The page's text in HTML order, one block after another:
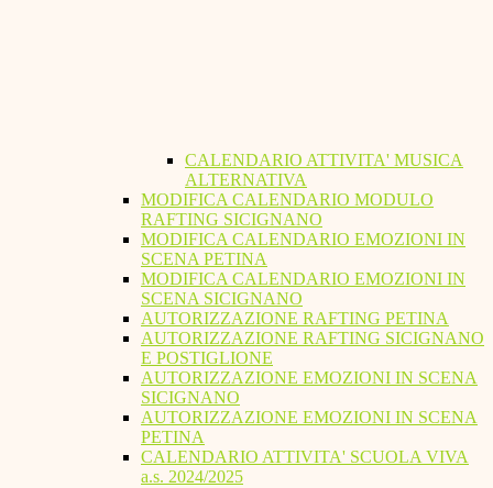
CALENDARIO ATTIVITA' MUSICA
ALTERNATIVA
MODIFICA CALENDARIO MODULO
RAFTING SICIGNANO
MODIFICA CALENDARIO EMOZIONI IN
SCENA PETINA
MODIFICA CALENDARIO EMOZIONI IN
SCENA SICIGNANO
AUTORIZZAZIONE RAFTING PETINA
AUTORIZZAZIONE RAFTING SICIGNANO
E POSTIGLIONE
AUTORIZZAZIONE EMOZIONI IN SCENA
SICIGNANO
AUTORIZZAZIONE EMOZIONI IN SCENA
PETINA
CALENDARIO ATTIVITA' SCUOLA VIVA
a.s. 2024/2025